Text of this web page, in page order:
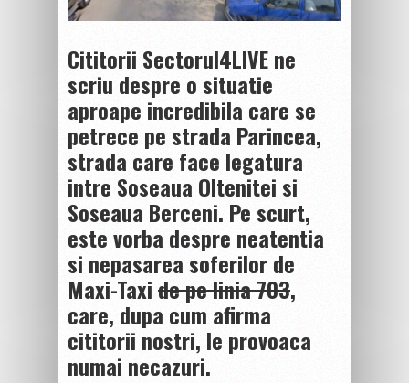
Cititorii Sectorul4LIVE ne
scriu despre o situatie
aproape incredibila care se
petrece pe strada Parincea,
strada care face legatura
intre Soseaua Oltenitei si
Soseaua Berceni. Pe scurt,
este vorba despre neatentia
si nepasarea soferilor de
Maxi-Taxide pe linia 703,
care, dupa cum afirma
cititorii nostri, le provoaca
numai necazuri.